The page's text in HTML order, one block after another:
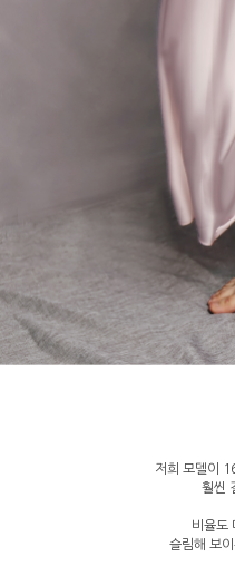
저희 모델이
훨씬
비율도
슬림해 보